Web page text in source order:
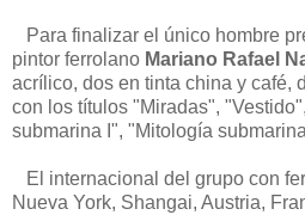
Para finalizar el único hombre
pintor ferrolano Mariano Rafael
acrílico, dos en tinta china y café,
con los títulos "Miradas",
submarina I", "Mitología
El internacional del grupo con
Nueva York, Shangai, Austria,